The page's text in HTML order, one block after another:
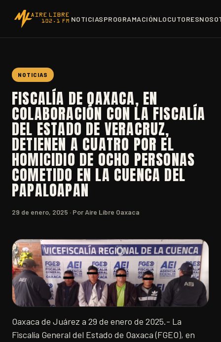
NOTICIASPROGRAMACIÓNLOCUTORES
NOTICIAS
FISCALÍA DE OAXACA, EN
COLABORACIÓN CON LA FISCALÍA
DEL ESTADO DE VERACRUZ,
DETIENEN A CUATRO POR EL
HOMICIDIO DE OCHO PERSONAS
COMETIDO EN LA CUENCA DEL
PAPALOAPAN
29 de enero, 2025 · Por Aire Libre Oaxaca
Oaxaca de Juárez a 29 de enero de 2025.- La
Fiscalía General del Estado de Oaxaca (FGEO), en